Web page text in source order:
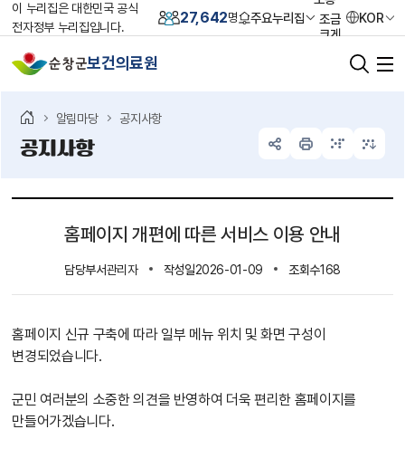
이 누리집은 대한민국 공식
전자정부 누리집입니다.
27,642명 주요누리집
조금
크게
KOR
보건의료원
알림마당 공지사항
공지사항
홈페이지 개편에 따른 서비스 이용 안내
담당부서관리자 작성일2026-01-09 조회수168
홈페이지 신규 구축에 따라 일부 메뉴 위치 및 화면 구성이
변경되었습니다.
군민 여러분의 소중한 의견을 반영하여 더욱 편리한 홈페이지를
만들어가겠습니다.